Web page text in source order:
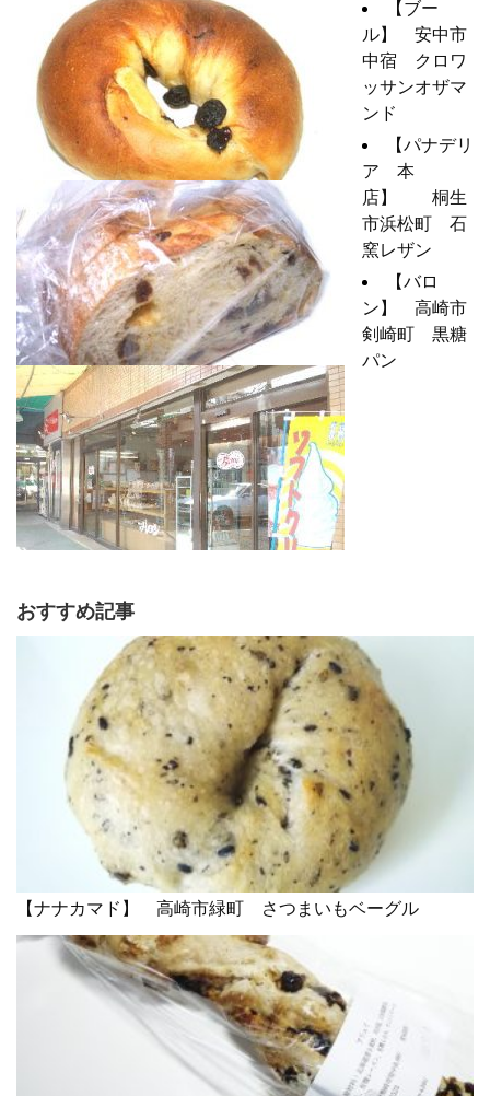
【ブー
ル】 安中市
中宿 クロワ
ッサンオザマ
ンド
【パナデリ
ア 本
店】 桐生
市浜松町 石
窯レザン
【バロ
ン】 高崎市
剣崎町 黒糖
パン
おすすめ記事
【ナナカマド】 高崎市緑町 さつまいもベーグル